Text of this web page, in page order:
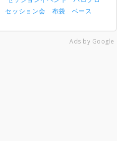
セッション会 布袋
ベース
Ads by Google